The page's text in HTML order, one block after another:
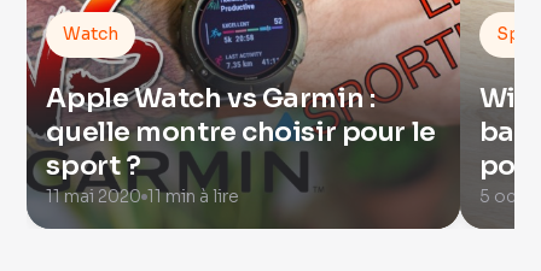
Watch
Apple Watch vs Garmin :
quelle montre choisir pour le
sport ?
11 mai 2020 11 min à lire 5